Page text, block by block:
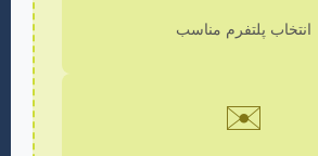
انتخاب پلتفرم مناسب
✉️